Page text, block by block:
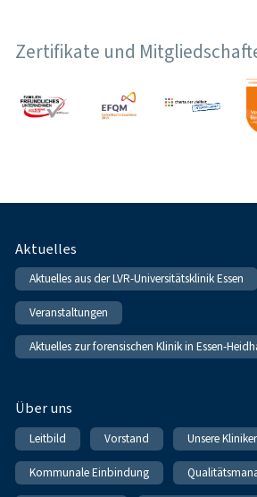
Zertifikate und
Fußnavigation
Aktuelles
Aktuelles aus der LVR-Universitätsklinik Essen
Veranstaltungen
Aktuelles zur forensischen Klinik in Essen-
Über uns
Leitbild Vorstand Unsere
Kommunale Einbindung